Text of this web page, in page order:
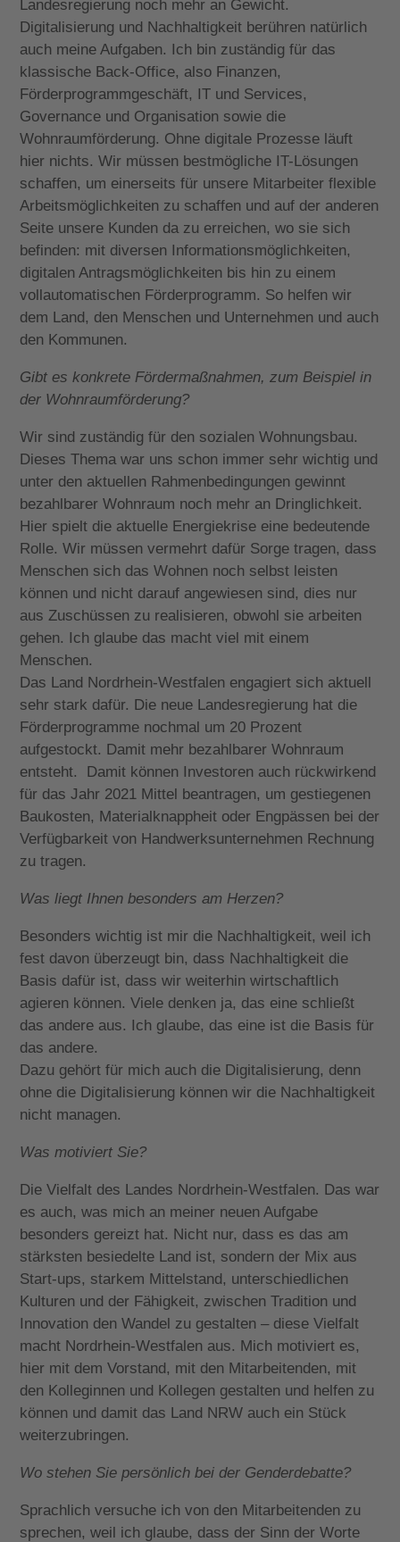
Landesregierung noch mehr an Gewicht.
Digitalisierung und Nachhaltigkeit berühren natürlich
auch meine Aufgaben. Ich bin zuständig für das
klassische Back-Office, also Finanzen,
Förderprogrammgeschäft, IT und Services,
Governance und Organisation sowie die
Wohnraumförderung. Ohne digitale Prozesse läuft
hier nichts. Wir müssen bestmögliche IT-Lösungen
schaffen, um einerseits für unsere Mitarbeiter flexible
Arbeitsmöglichkeiten zu schaffen und auf der anderen
Seite unsere Kunden da zu erreichen, wo sie sich
befinden: mit diversen Informationsmöglichkeiten,
digitalen Antragsmöglichkeiten bis hin zu einem
vollautomatischen Förderprogramm. So helfen wir
dem Land, den Menschen und Unternehmen und auch
den Kommunen.
Gibt es konkrete Fördermaßnahmen, zum Beispiel in
der Wohnraumförderung?
Wir sind zuständig für den sozialen Wohnungsbau.
Dieses Thema war uns schon immer sehr wichtig und
unter den aktuellen Rahmenbedingungen gewinnt
bezahlbarer Wohnraum noch mehr an Dringlichkeit.
Hier spielt die aktuelle Energiekrise eine bedeutende
Rolle. Wir müssen vermehrt dafür Sorge tragen, dass
Menschen sich das Wohnen noch selbst leisten
können und nicht darauf angewiesen sind, dies nur
aus Zuschüssen zu realisieren, obwohl sie arbeiten
gehen. Ich glaube das macht viel mit einem
Menschen.
Das Land Nordrhein-Westfalen engagiert sich aktuell
sehr stark dafür. Die neue Landesregierung hat die
Förderprogramme nochmal um 20 Prozent
aufgestockt. Damit mehr bezahlbarer Wohnraum
entsteht. Damit können Investoren auch rückwirkend
für das Jahr 2021 Mittel beantragen, um gestiegenen
Baukosten, Materialknappheit oder Engpässen bei der
Verfügbarkeit von Handwerksunternehmen Rechnung
zu tragen.
Was liegt Ihnen besonders am Herzen?
Besonders wichtig ist mir die Nachhaltigkeit, weil ich
fest davon überzeugt bin, dass Nachhaltigkeit die
Basis dafür ist, dass wir weiterhin wirtschaftlich
agieren können. Viele denken ja, das eine schließt
das andere aus. Ich glaube, das eine ist die Basis für
das andere.
Dazu gehört für mich auch die Digitalisierung, denn
ohne die Digitalisierung können wir die Nachhaltigkeit
nicht managen.
Was motiviert Sie?
Die Vielfalt des Landes Nordrhein-Westfalen. Das war
es auch, was mich an meiner neuen Aufgabe
besonders gereizt hat. Nicht nur, dass es das am
stärksten besiedelte Land ist, sondern der Mix aus
Start-ups, starkem Mittelstand, unterschiedlichen
Kulturen und der Fähigkeit, zwischen Tradition und
Innovation den Wandel zu gestalten – diese Vielfalt
macht Nordrhein-Westfalen aus. Mich motiviert es,
hier mit dem Vorstand, mit den Mitarbeitenden, mit
den Kolleginnen und Kollegen gestalten und helfen zu
können und damit das Land NRW auch ein Stück
weiterzubringen.
Wo stehen Sie persönlich bei der Genderdebatte?
Sprachlich versuche ich von den Mitarbeitenden zu
sprechen, weil ich glaube, dass der Sinn der Worte